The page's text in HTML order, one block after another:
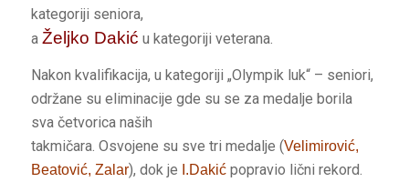
kategoriji seniora,
a Željko Dakić u kategoriji veterana.
Nakon kvalifikacija, u kategoriji „Olympik luk“ – seniori,
održane su eliminacije gde su se za medalje borila
sva četvorica naših
takmičara. Osvojene su sve tri medalje (Velimirović,
Beatović, Zalar), dok je I.Dakićpopravio lični rekord.